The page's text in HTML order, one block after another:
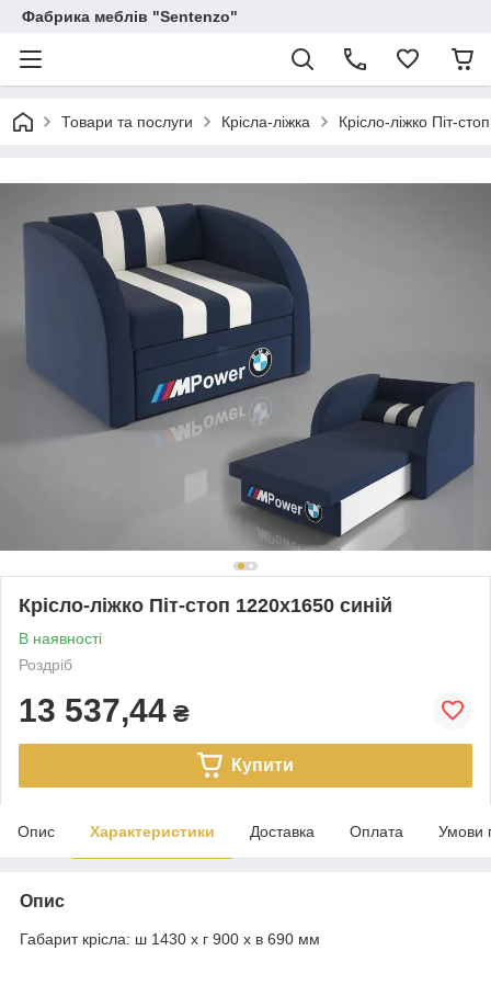
Фабрика меблів "Sentenzo"
Товари та послуги Крісла-ліжка Крісло-ліжко Піт-
Крісло-ліжко Піт-стоп 1220х1650 синій
В наявності
Роздріб
13 537,44 ₴
Купити
Опис Характеристики Доставка Оплата Умови
Опис
Габарит крісла: ш 1430 х г 900 х в 690 мм